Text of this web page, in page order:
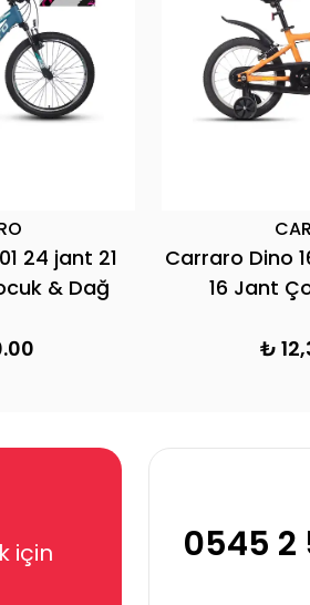
24 jant 21
& Dağ
Carraro Dino
16 Jant
₺
için
0545 2